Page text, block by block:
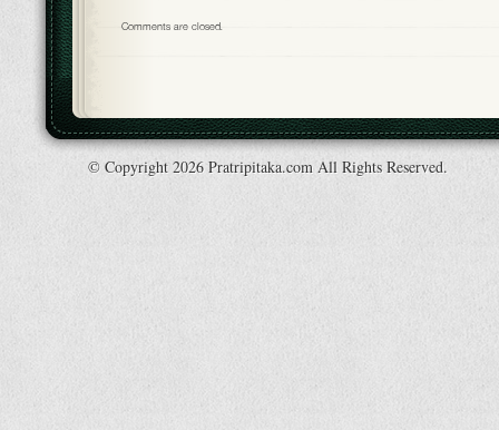
Comments are closed.
© Copyright 2026 Pratripitaka.com All Rights Reserved.